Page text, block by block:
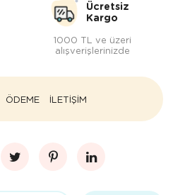
Ücretsiz
Kargo
1000 TL ve üzeri
alışverişlerinizde
ÖDEME İLETİŞİM